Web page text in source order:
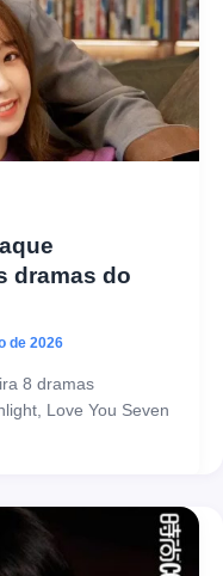
dramas do
de 2026
8 dramas
Love You Seven